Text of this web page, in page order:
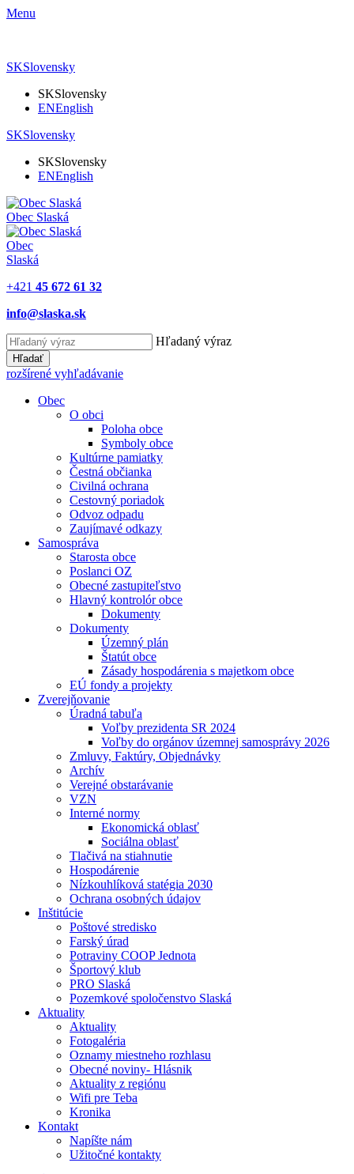
Menu
SKSlovensky
SKSlovensky
ENEnglish
SKSlovensky
SKSlovensky
ENEnglish
Obec Slaská
Obec
Slaská
+421 45 672 61 32
info@slaska.sk
Hľadaný výraz
Hľadať
rozšírené vyhľadávanie
Obec
O obci
Poloha obce
Symboly obce
Kultúrne pamiatky
Čestná občianka
Civilná ochrana
Cestovný poriadok
Odvoz odpadu
Zaujímavé odkazy
Samospráva
Starosta obce
Poslanci OZ
Obecné zastupiteľstvo
Hlavný kontrolór obce
Dokumenty
Dokumenty
Územný plán
Štatút obce
Zásady hospodárenia s majetkom obce
EÚ fondy a projekty
Zverejňovanie
Úradná tabuľa
Voľby prezidenta SR 2024
Voľby do orgánov územnej samosprávy 2026
Zmluvy, Faktúry, Objednávky
Archív
Verejné obstarávanie
VZN
Interné normy
Ekonomická oblasť
Sociálna oblasť
Tlačivá na stiahnutie
Hospodárenie
Nízkouhlíková statégia 2030
Ochrana osobných údajov
Inštitúcie
Poštové stredisko
Farský úrad
Potraviny COOP Jednota
Športový klub
PRO Slaská
Pozemkové spoločenstvo Slaská
Aktuality
Aktuality
Fotogaléria
Oznamy miestneho rozhlasu
Obecné noviny- Hlásnik
Aktuality z regiónu
Wifi pre Teba
Kronika
Kontakt
Napíšte nám
Užitočné kontakty